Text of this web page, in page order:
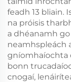
feadh 13 bliain.
na próisis
a dhéanamh
neamhspleách
gníomhaíochta
bonn
cnogaí,